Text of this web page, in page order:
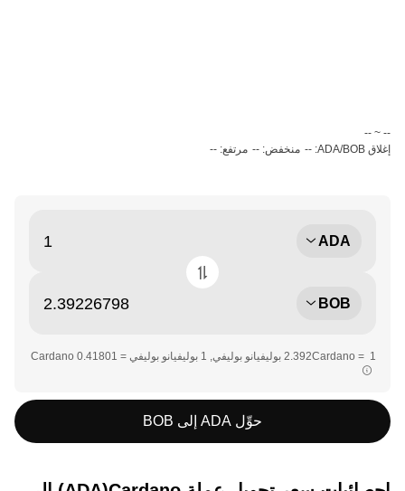
‏-- ~ ‎--‏
إغلاق ADA/BOB: --
منخفض: -- مرتفع: --
ADA
BOB
حوِّل ADA إلى BOB